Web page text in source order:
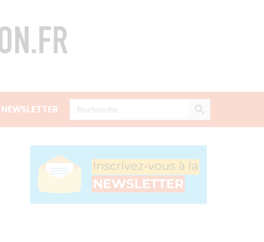
NEWSLETTER
Search
for:
Search Button